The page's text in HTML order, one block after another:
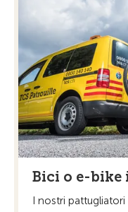
Bici o e-bike
I nostri